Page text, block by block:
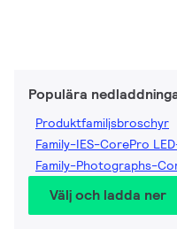
Populära
Produktfamiljsbroschyr
Family-IES-CorePro
Family-Photographs-
Välj och ladda ner